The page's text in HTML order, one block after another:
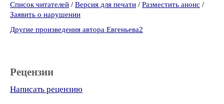
Список читателей / Версия для печати / Разместить анонс /
Заявить о нарушении
Другие произведения автора Евгеньева2
Рецензии
Написать рецензию